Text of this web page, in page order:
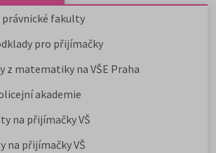
právnické fakulty
pro přijímačky
z matematiky na VŠE Praha
akademie
na přijímačky VŠ
na přijímačky VŠ